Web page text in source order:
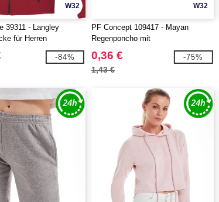
W32
39311 - Langley
für Herren
-84%
W32
PF Concept 109417 - Mayan
Regenponcho mit
Aufbewahrungstasche aus
recyceltem Kunststoff
0,36 €
1,43 €
-75%